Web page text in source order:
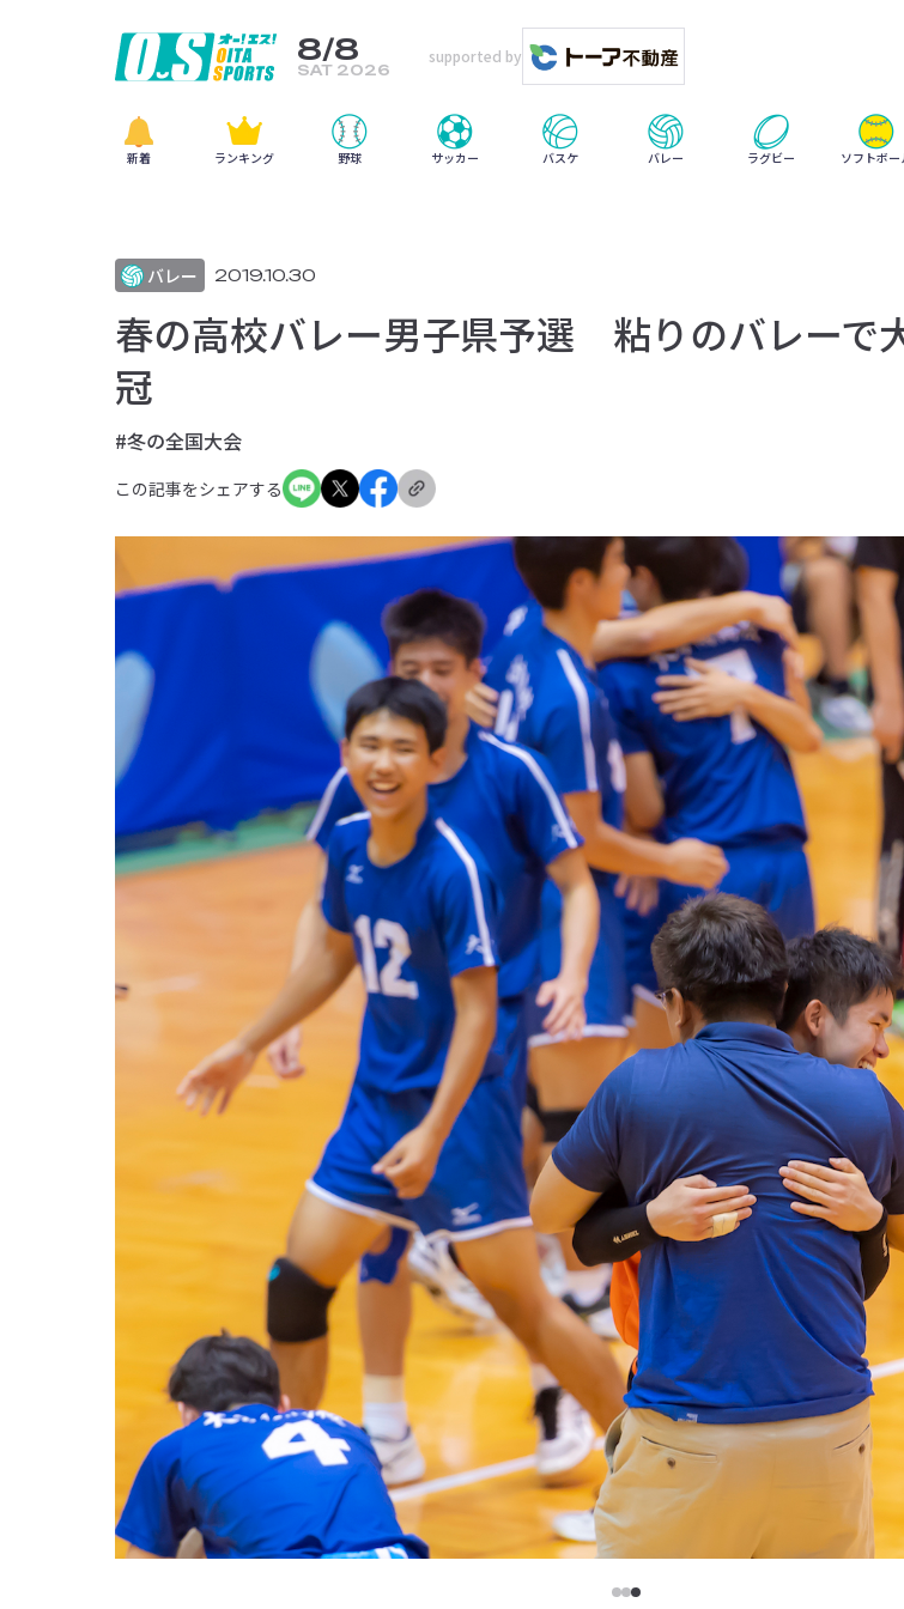
8/8
SAT 2026
supported by
新着 ランキング 野球 サッカー バスケ バレー ラグビー ソフトボー
バレー 2019.10.30
春の高校バレー男子県予選 粘りのバレーで
冠
#冬の全国大会
この記事をシェアする